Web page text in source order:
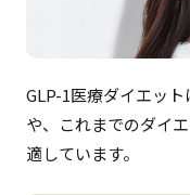
GLP-1医療ダイエッ
や、これまでのダイ
適しています。